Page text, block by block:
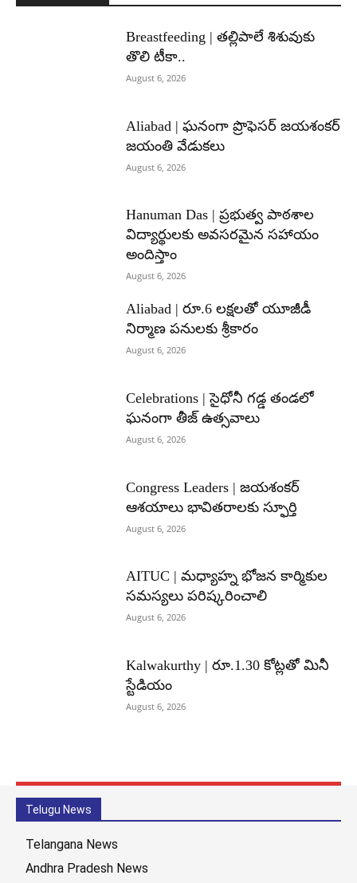
Breastfeeding | తల్లిపాలే శిశువుకు
తొలి టీకా..
August 6, 2026
Aliabad | ఘనంగా ప్రొఫెసర్ జయశంకర్
జయంతి వేడుకలు
August 6, 2026
Hanuman Das | ప్రభుత్వ పాఠశాల
విద్యార్థులకు అవసరమైన సహాయం
అందిస్తాం
August 6, 2026
Aliabad | రూ.6 లక్షలతో యూజీడీ
నిర్మాణ పనులకు శ్రీకారం
August 6, 2026
Celebrations | సైధోనీ గడ్డ తండలో
ఘనంగా తీజ్ ఉత్సవాలు
August 6, 2026
Congress Leaders | జయశంకర్
ఆశయాలు భావితరాలకు స్ఫూర్తి
August 6, 2026
AITUC | మధ్యాహ్న భోజన కార్మికుల
సమస్యలు పరిష్కరించాలి
August 6, 2026
Kalwakurthy | రూ.1.30 కోట్లతో మినీ
స్టేడియం
August 6, 2026
Telugu News
Telangana News
Andhra Pradesh News